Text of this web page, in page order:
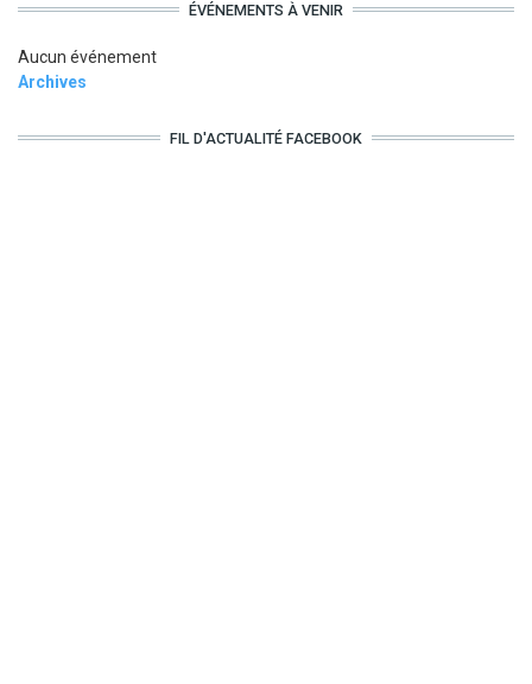
ÉVÉNEMENTS À VENIR
Aucun événement
Archives
FIL D'ACTUALITÉ FACEBOOK